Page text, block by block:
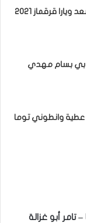
قرقماز 2021
بي بسام مهدي
عطية وانطوني توما
تامر أبو غزالة